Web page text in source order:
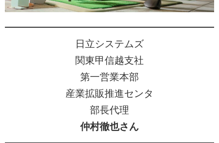
日立システムズ
関東甲信越支社
第一営業本部
産業拡販推進センタ
部長代理
仲村徹也さん